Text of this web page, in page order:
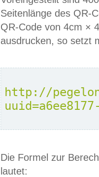
Seitenlänge des QR-
QR-Code von 4cm ×
ausdrucken, so setzt
http://
Die Formel zur
lautet: